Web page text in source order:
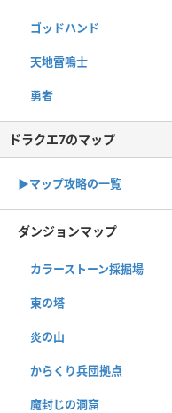
ゴッドハンド
天地雷鳴士
勇者
ドラクエ7のマップ
▶︎マップ攻略の一覧
ダンジョンマップ
カラーストーン採掘場
東の塔
炎の山
からくり兵団拠点
魔封じの洞窟